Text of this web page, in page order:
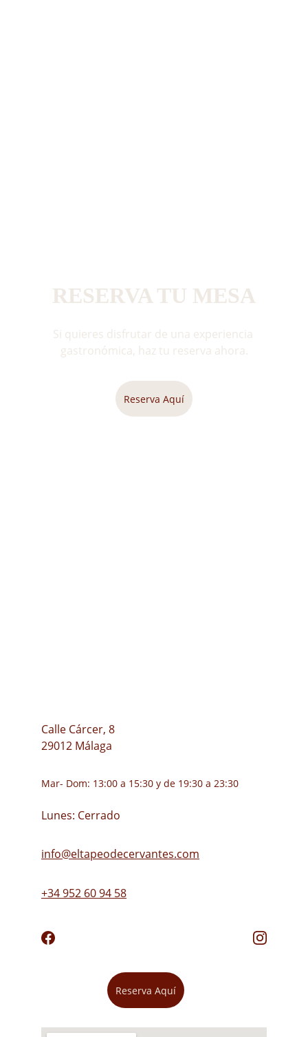
RESERVA TU MESA
Si quieres disfrutar de una experiencia
gastronómica, haz tu reserva ahora.
Reserva Aquí
Calle Cárcer, 8
29012 Málaga
Mar- Dom: 13:00 a 15:30 y de 19:30 a 23:30
Lunes: Cerrado
info@eltapeodecervantes.com
+34 952 60 94 58
Reserva Aquí